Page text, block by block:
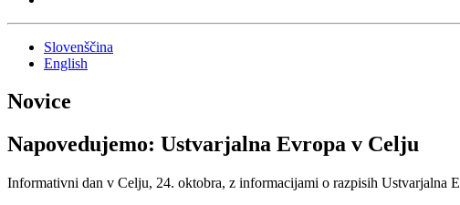
Slovenščina
English
Novice
Napovedujemo: Ustvarjalna Evropa v Celju
Informativni dan v Celju, 24. oktobra, z informacijami o razpisih Ustvarjalna